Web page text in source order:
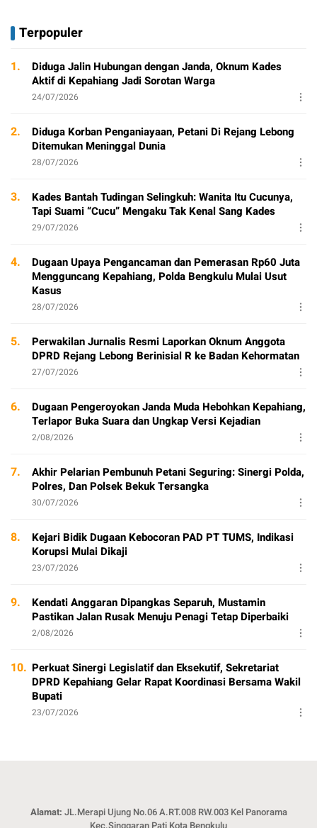
Terpopuler
1.
Diduga Jalin Hubungan dengan Janda, Oknum Kades
Aktif di Kepahiang Jadi Sorotan Warga
24/07/2026
2.
Diduga Korban Penganiayaan, Petani Di Rejang Lebong
Ditemukan Meninggal Dunia
28/07/2026
3.
Kades Bantah Tudingan Selingkuh: Wanita Itu Cucunya,
Tapi Suami “Cucu” Mengaku Tak Kenal Sang Kades
29/07/2026
4.
Dugaan Upaya Pengancaman dan Pemerasan Rp60 Juta
Mengguncang Kepahiang, Polda Bengkulu Mulai Usut
Kasus
28/07/2026
5.
Perwakilan Jurnalis Resmi Laporkan Oknum Anggota
DPRD Rejang Lebong Berinisial R ke Badan Kehormatan
27/07/2026
6.
Dugaan Pengeroyokan Janda Muda Hebohkan Kepahiang,
Terlapor Buka Suara dan Ungkap Versi Kejadian
2/08/2026
7.
Akhir Pelarian Pembunuh Petani Seguring: Sinergi Polda,
Polres, Dan Polsek Bekuk Tersangka
30/07/2026
8.
Kejari Bidik Dugaan Kebocoran PAD PT TUMS, Indikasi
Korupsi Mulai Dikaji
23/07/2026
9.
Kendati Anggaran Dipangkas Separuh, Mustamin
Pastikan Jalan Rusak Menuju Penagi Tetap Diperbaiki
2/08/2026
10. Perkuat Sinergi Legislatif dan Eksekutif, Sekretariat
DPRD Kepahiang Gelar Rapat Koordinasi Bersama Wakil
Bupati
23/07/2026
Alamat: JL.Merapi Ujung No.06 A.RT.008 RW.003 Kel Panorama
Kec.Singgaran Pati Kota Bengkulu